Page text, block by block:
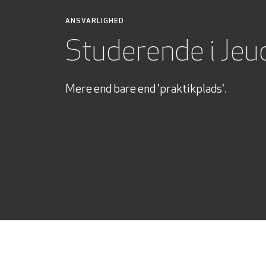
ANSVARLIGHED
Studerende i
Mere end bare end 'praktikplads'.